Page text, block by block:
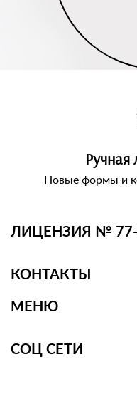
Ручная
Новые формы и
ЛИЦЕНЗИЯ № 77-
КОНТАКТЫ
МЕНЮ
СОЦ СЕТИ